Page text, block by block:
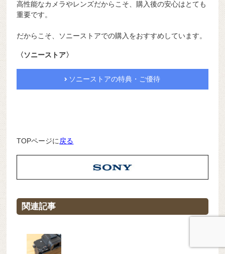
高性能なカメラやレンズだからこそ、購入後の安心はとても
重要です。
だからこそ、ソニーストアでの購入をおすすめしています。
〈ソニーストア〉
ソニーストアの特典・ご優待
TOPページに 戻る
関連記事